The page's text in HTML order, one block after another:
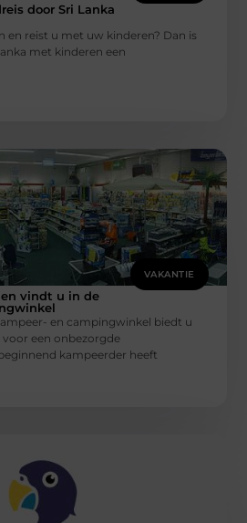
door Sri Lanka
en reist u met uw kinderen? Dan is
met kinderen een
VAKANTIE
vindt u in de
en campingwinkel biedt u
een onbezorgde
kampeerder heeft